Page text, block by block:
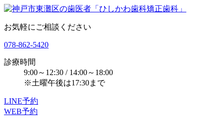
お気軽にご相談ください
078-862-5420
診療時間
9:00～12:30 / 14:00～18:00
※土曜午後は17:30まで
LINE予約
WEB予約